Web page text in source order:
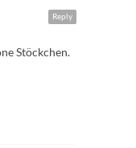
Reply
Stöckchen.